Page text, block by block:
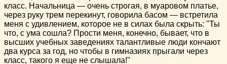
класс. Начальница — очень строгая, в муаровом платье,
через руку трем перекинут, говорила басом — встретила
меня с удивлением, которое не в силах была скрыть: "Ты
что, с ума сошла? Прости меня, конечно, бывает, что в
высших учебных заведениях талантливые люди кончают
два курса за год, но чтобы в гимназиях прыгали через
класс, такого я еще не слышала!"